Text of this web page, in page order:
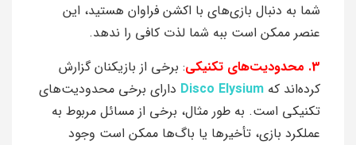
شما به دنبال بازی‌های با اکشن فراوان هستید، این
عنصر ممکن است ببه شما لذت کافی را ندهد.
3. محدودیت‌های تکنیکی
: برخی از بازیکنان گزارش
کرده‌اند که Disco Elysium دارای برخی محدودیت‌های
تکنیکی است. به طور مثال، برخی از مسائل مربوط به
عملکرد بازی، تأخیرها یا باگ‌ها ممکن است وجود